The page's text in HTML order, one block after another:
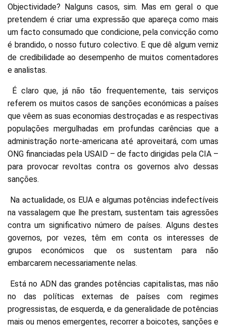
Objectividade? Nalguns casos, sim. Mas em geral o que
pretendem é criar uma expressão que apareça como mais
um facto consumado que condicione, pela convicção como
é brandido, o nosso futuro colectivo. E que dê algum verniz
de credibilidade ao desempenho de muitos comentadores
e analistas.
É claro que, já não tão frequentemente, tais serviços
referem os muitos casos de sanções económicas a países
que vêem as suas economias destroçadas e as respectivas
populações mergulhadas em profundas carências que a
administração norte-americana até aproveitará, com umas
ONG financiadas pela USAID – de facto dirigidas pela CIA –
para provocar revoltas contra os governos alvo dessas
sanções.
Na actualidade, os EUA e algumas potências indefectíveis
na vassalagem que lhe prestam, sustentam tais agressões
contra um significativo número de países. Alguns destes
governos, por vezes, têm em conta os interesses de
grupos económicos que os sustentam para não
embarcarem necessariamente nelas.
Está no ADN das grandes potências capitalistas, mas não
no das políticas externas de países com regimes
progressistas, de esquerda, e da generalidade de potências
mais ou menos emergentes, recorrer a boicotes, sanções e